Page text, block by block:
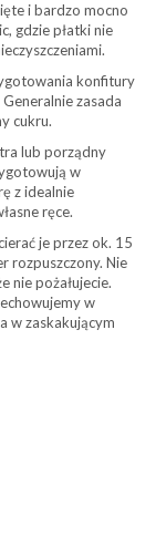
i bardzo mocno
gdzie płatki nie
konfitury
zasada
cukru.
lub porządny
w
z idealnie
ręce.
je przez ok. 15
rozpuszczony. Nie
nie pożałujecie.
w
w zaskakującym